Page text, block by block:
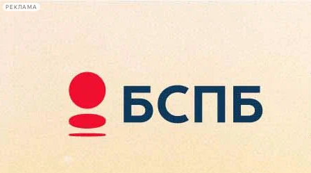
РЕКЛАМА
Сегодня:
2026.08.08
00:34
Афиша Plus